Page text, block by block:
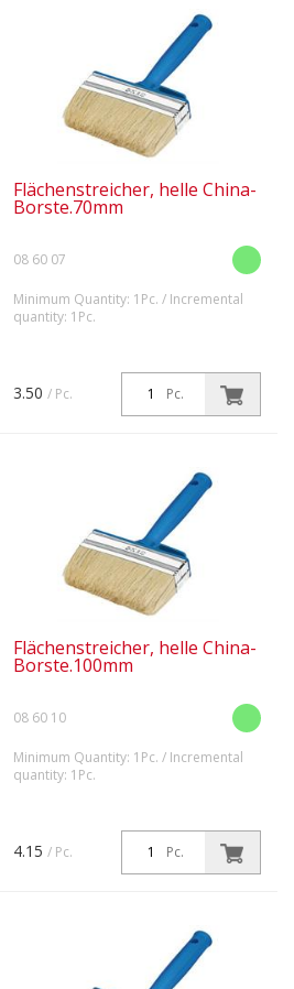
Flächenstreicher, helle China-
Borste.70mm
08 60 07
Minimum Quantity: 1Pc. / Incremental
quantity: 1Pc.
und Lackierarbeiten auf großen
Flächen. Leicht und handlich.
Ausgestattet mit Synthetik-
Pc.
3.50 / Pc.
Flächenstreicher, helle China-
Borste.100mm
08 60 10
Minimum Quantity: 1Pc. / Incremental
quantity: 1Pc.
und Lackierarbeiten auf großen
Flächen. Leicht und handlich.
Ausgestattet mit Synthetik-
Pc.
4.15 / Pc.